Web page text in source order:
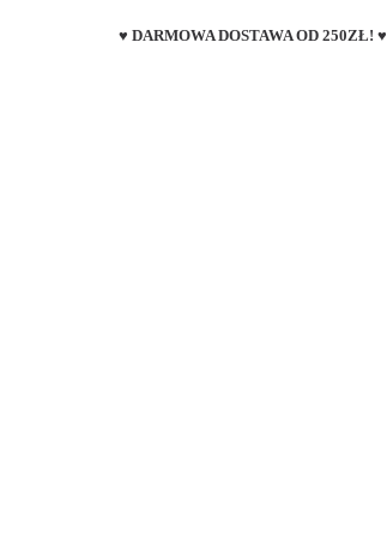
♥ DARMOWA DOSTAWA OD 250ZŁ! ♥